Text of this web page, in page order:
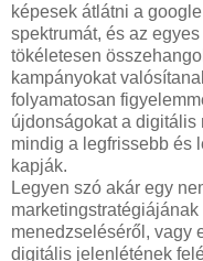
képesek átlátni a
spektrumát, és az
tökéletesen
kampányokat
folyamatosan
újdonságokat a digitális
mindig a legfrissebb és
kapják.
Legyen szó akár egy
menedzseléséről, vagy
digitális jelenlétének